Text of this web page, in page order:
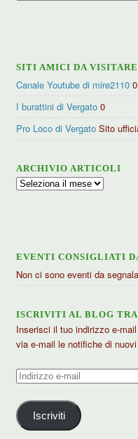
SITI AMICI DA VISITARE
Canale Youtube di mire2110 0
I burattini di Vergato 0
Pro Loco di Vergato Sito
ARCHIVIO ARTICOLI
Archivio
EVENTI CONSIGLIATI
Non ci sono eventi da
ISCRIVITI AL BLOG
Inserisci il tuo indirizzo e-
via e-mail le notifiche di
Indirizzo
mail
Iscriviti